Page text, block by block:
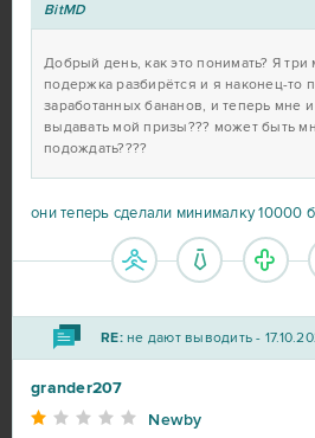
BitMD
Добрый день, как это понимать? Я
подержка разбирётся и я наконец-то
заработанных бананов, и теперь мне
выдавать мой призы??? может быть
подождать????
они теперь сделали минималку 10000
RE:не дают выводить -
grander207
Newby